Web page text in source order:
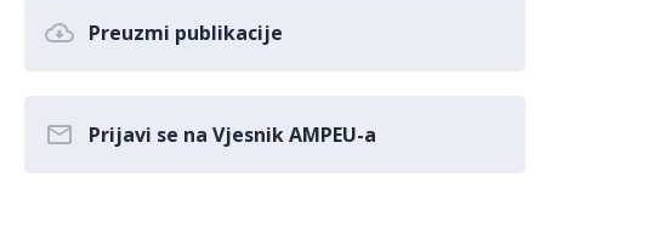
Preuzmi publikacije
Prijavi se na Vjesnik AMPEU-a